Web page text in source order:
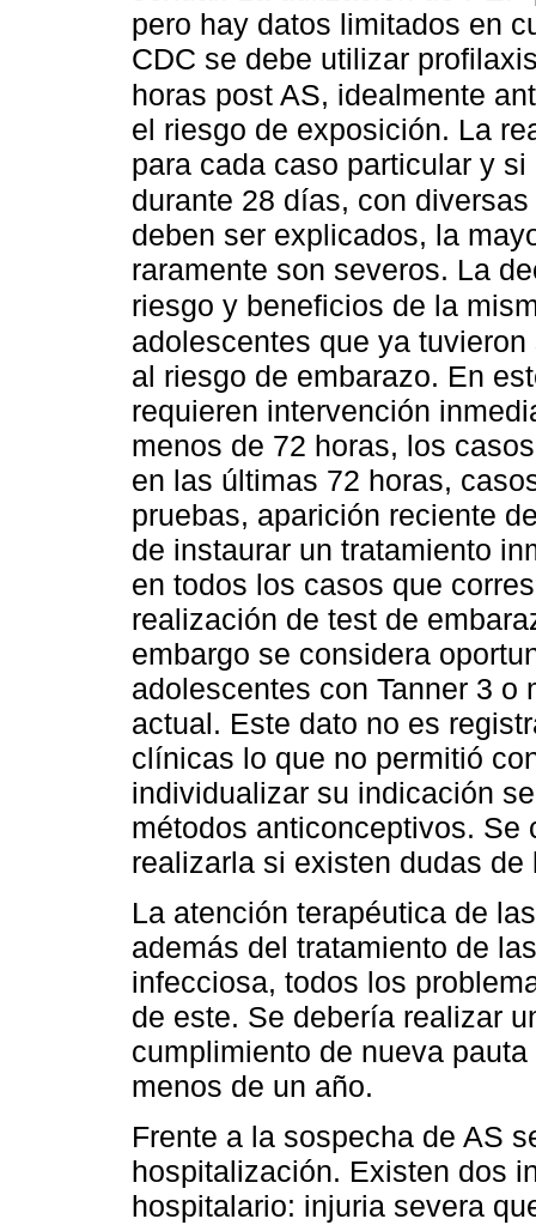
pero hay datos limitados en
CDC se debe utilizar
horas post AS, idealmente
el riesgo de exposición. La
para cada caso particular y
durante 28 días, con
deben ser explicados, la
raramente son severos. La
riesgo y beneficios de la
adolescentes que ya
al riesgo de embarazo. En
requieren intervención
menos de 72 horas, los
en las últimas 72 horas,
pruebas, aparición reciente
de instaurar un tratamiento
en todos los casos que
realización de test de
embargo se considera
adolescentes con Tanner 3
actual. Este dato no es
clínicas lo que no permitió
individualizar su indicación
métodos anticonceptivos. Se
realizarla si existen dudas de
La atención terapéutica de
además del tratamiento de
infecciosa, todos los
de este. Se debería realizar
cumplimiento de nueva
menos de un año.
Frente a la sospecha de AS
hospitalización. Existen dos
hospitalario: injuria severa